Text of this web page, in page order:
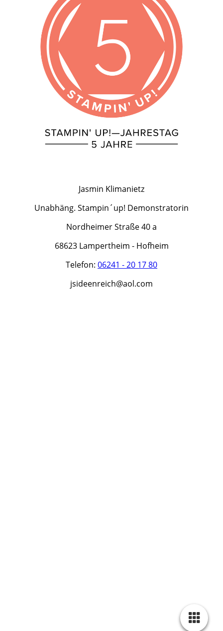
Jasmin Klimanietz
Unabhäng. Stampin´up! Demonstratorin
Nordheimer Straße 40 a
68623 Lampertheim - Hofheim
Telefon: 06241 - 20 17 80
jsideenreich@aol.com